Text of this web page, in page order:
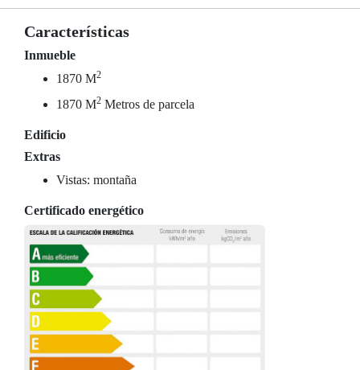
Características
Inmueble
1870 M2
1870 M2 Metros de parcela
Edificio
Extras
Vistas: montaña
Certificado energético